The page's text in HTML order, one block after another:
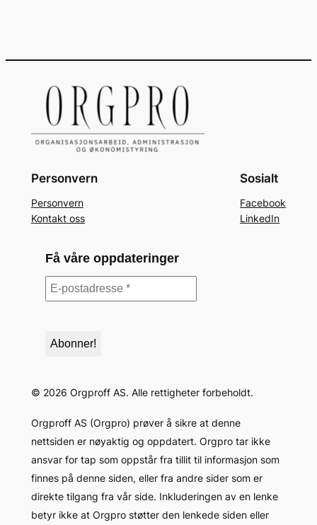
Personvern
Personvern
Kontakt oss
Sosialt
Facebook
LinkedIn
Få våre oppdateringer
© 2026 Orgproff AS. Alle rettigheter forbeholdt.
Orgproff AS (Orgpro) prøver å sikre at denne
nettsiden er nøyaktig og oppdatert. Orgpro tar ikke
ansvar for tap som oppstår fra tillit til informasjon som
finnes på denne siden, eller fra andre sider som er
direkte tilgang fra vår side. Inkluderingen av en lenke
betyr ikke at Orgpro støtter den lenkede siden eller